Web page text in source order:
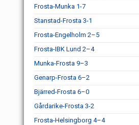
Frosta-Munka 1-7
Stanstad-Frosta 3-1
Frosta-Engelholm 2–5
Frosta-IBK Lund 2–4
Munka-Frosta 9–3
Genarp-Frosta 6–2
Bjärred-Frosta 6–0
Gårdarike-Frosta 3-2
Frosta-Helsingborg 4–4